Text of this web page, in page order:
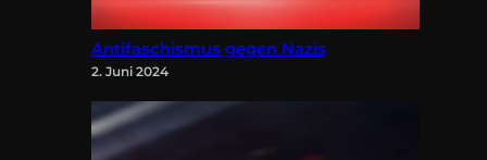
Antifaschismus gegen Nazis
2. Juni 2024